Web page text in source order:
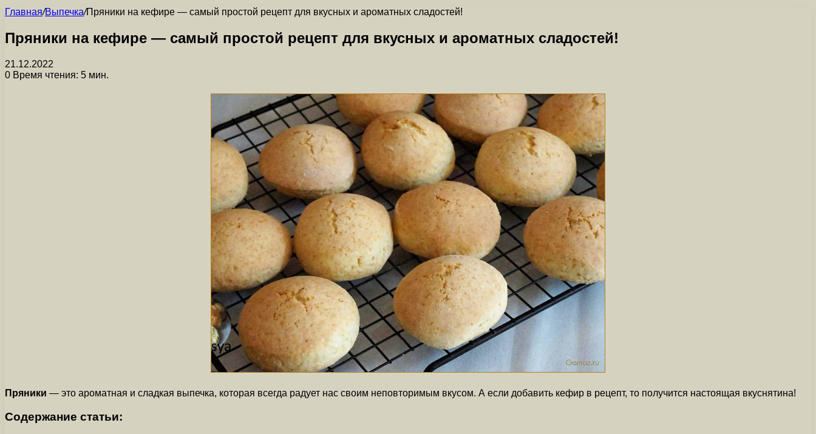
Главная/Выпечка/Пряники на кефире — самый простой рецепт для вкусных и ароматных сладостей!
Пряники на кефире — самый простой рецепт для вкусных и ароматных сладостей!
21.12.2022
0 Время чтения: 5 мин.
Пряники — это ароматная и сладкая выпечка, которая всегда радует нас своим неповторимым вкусом. А если добавить кефир в рецепт, то получится настоящая вкуснятина!
Содержание статьи: